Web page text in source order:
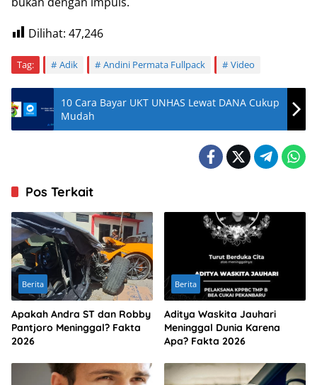
Dilihat: 47,246
Tag: Adik Andini Permata Fullpack Video
10 Cara Bayar UKT UNHAS Lewat DANA Cukup
Mudah
Pos Terkait
Berita
Apakah Andra ST dan Robby
Pantjoro Meninggal? Fakta
2026
Berita
Aditya Waskita Jauhari
Meninggal Dunia Karena
Apa? Fakta 2026